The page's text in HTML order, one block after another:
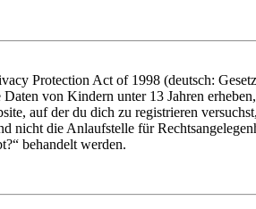
Protection Act of 1998 (deutsch:
von Kindern unter 13 Jahren
auf der du dich zu registrieren
nicht die Anlaufstelle für
behandelt werden.